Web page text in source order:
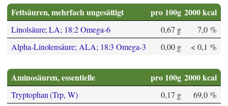
Fettsäuren, mehrfach ungesättigt pro 100g 2000 kcal
Linolsäure; LA; 18:2 Omega-6 0,67 g
7,0 %
Alpha-Linolensäure; ALA; 18:3 Omega-3
0,00 g < 0,1 %
Aminosäuren, essentielle pro 100g 2000 kcal
Tryptophan (Trp, W) 0,17 g
69,0 %